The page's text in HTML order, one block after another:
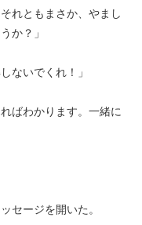
れともまさか、やまし
か？」
ないでくれ！」
ばわかります。一緒に
セージを開いた。